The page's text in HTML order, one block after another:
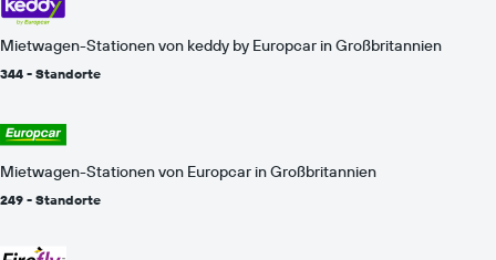
Mietwagen-Stationen von keddy by Europcar in Großbritannien
344 - Standorte
Mietwagen-Stationen von Europcar in Großbritannien
249 - Standorte